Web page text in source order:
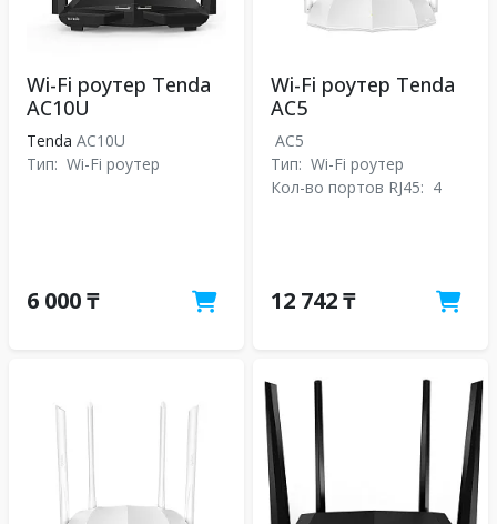
Wi-Fi роутер Tenda
AC10U
Tenda AC10U
Тип: Wi-Fi роутер
6 000 ₸
Wi-Fi роутер Tenda
AC5
AC5
Тип: Wi-Fi роутер
Кол-во портов RJ45: 4
12 742 ₸